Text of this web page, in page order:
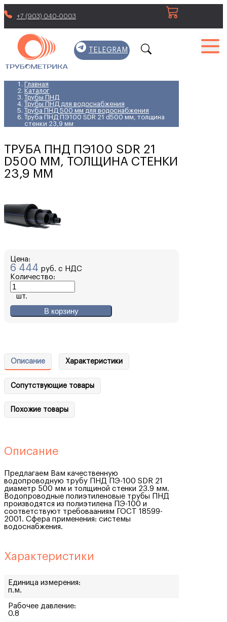
+7 (903) 040-0003
TELEGRAM
Главная
Каталог
Трубы ПНД
Трубы ПНД для водоснабжения
Труба ПНД 500 мм для водоснабжения
Труба ПНД ПЭ100 SDR 21 d500 мм, толщина
стенки 23,9 мм
ТРУБА ПНД ПЭ100 SDR 21
D500 ММ, ТОЛЩИНА СТЕНКИ
23,9 ММ
Цена:
6 444 руб. с НДС
Количество:
шт.
В корзину
Описание Характеристики
Сопутствующие товары
Похожие товары
Описание
Предлагаем Вам качественную
водопроводную трубу ПНД ПЭ-100 SDR 21
диаметр 500 мм и толщиной стенки 23.9 мм.
Водопроводные полиэтиленовые трубы ПНД
производятся из полиэтилена ПЭ-100 и
соответствуют требовааниям ГОСТ 18599-
2001. Сфера применения: системы
водоснабжения.
Характеристики
Единица измерения:
п.м.
Рабочее давление:
0.8